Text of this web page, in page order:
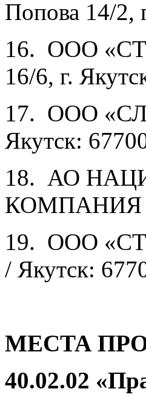
Попова 14/2,
16. ООО
16/6, г.
17. ООО
Якутск:
18. АО
КОМПАНИЯ
19. ООО
/ Якутск:
МЕСТА
40.02.02